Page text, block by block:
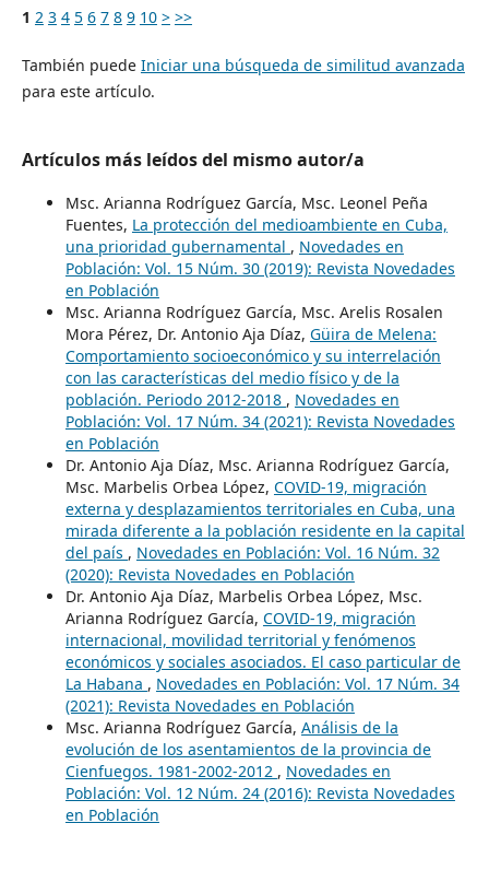
1 2 3 4 5 6 7 8 9 10 > >>
También puede Iniciar una búsqueda de similitud avanzada
para este artículo.
Artículos más leídos del mismo autor/a
Msc. Arianna Rodríguez García, Msc. Leonel Peña
Fuentes, La protección del medioambiente en Cuba,
una prioridad gubernamental , Novedades en
Población: Vol. 15 Núm. 30 (2019): Revista Novedades
en Población
Msc. Arianna Rodríguez García, Msc. Arelis Rosalen
Mora Pérez, Dr. Antonio Aja Díaz, Güira de Melena:
Comportamiento socioeconómico y su interrelación
con las características del medio físico y de la
población. Periodo 2012-2018 , Novedades en
Población: Vol. 17 Núm. 34 (2021): Revista Novedades
en Población
Dr. Antonio Aja Díaz, Msc. Arianna Rodríguez García,
Msc. Marbelis Orbea López, COVID-19, migración
externa y desplazamientos territoriales en Cuba, una
mirada diferente a la población residente en la capital
del país , Novedades en Población: Vol. 16 Núm. 32
(2020): Revista Novedades en Población
Dr. Antonio Aja Díaz, Marbelis Orbea López, Msc.
Arianna Rodríguez García, COVID-19, migración
internacional, movilidad territorial y fenómenos
económicos y sociales asociados. El caso particular de
La Habana , Novedades en Población: Vol. 17 Núm. 34
(2021): Revista Novedades en Población
Msc. Arianna Rodríguez García, Análisis de la
evolución de los asentamientos de la provincia de
Cienfuegos. 1981-2002-2012 , Novedades en
Población: Vol. 12 Núm. 24 (2016): Revista Novedades
en Población